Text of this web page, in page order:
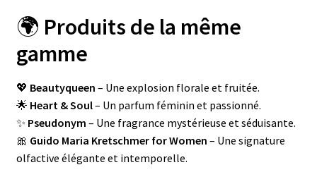
🌍 Produits de la même
gamme
💖 Beautyqueen – Une explosion florale et fruitée.
🌟 Heart & Soul– Un parfum féminin et passionné.
✨ Pseudonym – Une fragrance mystérieuse et séduisante.
🎀 Guido Maria Kretschmer for Women – Une signature
olfactive élégante et intemporelle.